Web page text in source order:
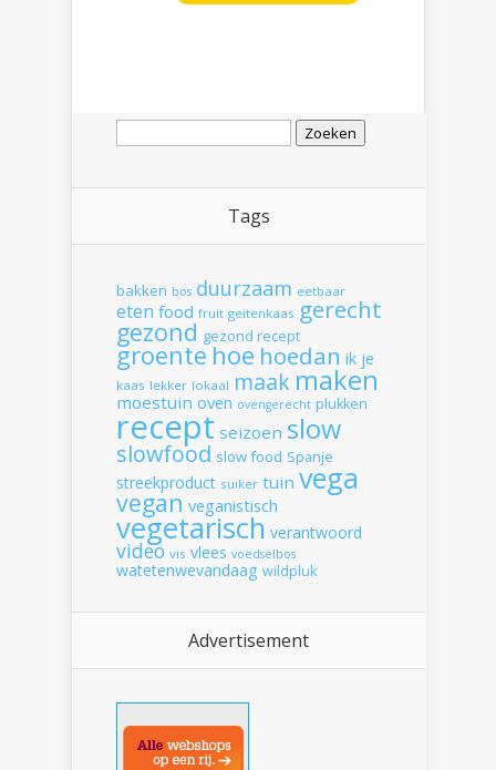
Zoeken
Tags
bakken bos duurzaam eetbaar
eten food fruit geitenkaas gerecht
gezond gezond recept
groente hoe hoedan ik je
kaas lekker lokaal maak maken
moestuin oven ovengerecht plukken
recept seizoen slow
slowfood slow food Spanje
streekproduct suiker tuin vega
vegan veganistisch
vegetarisch verantwoord
video vis vlees voedselbos
watetenwevandaag wildpluk
Advertisement